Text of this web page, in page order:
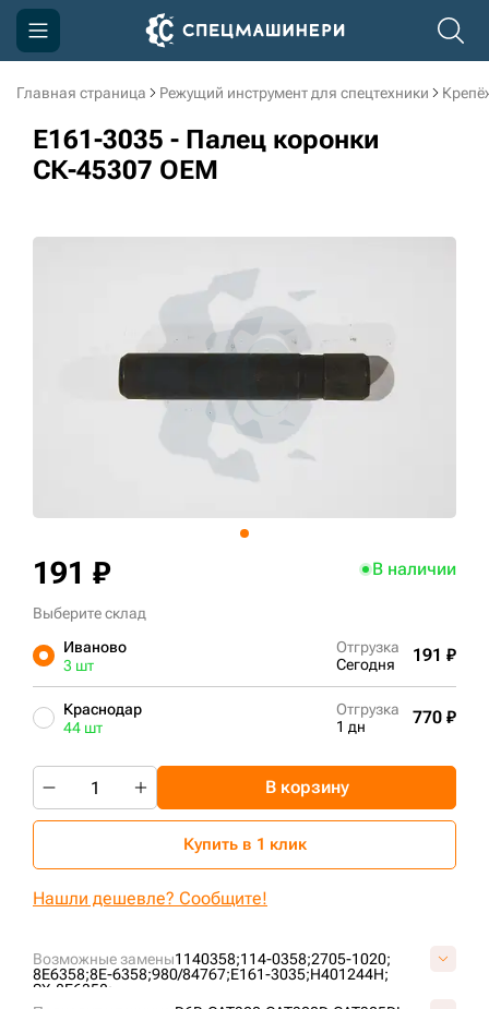
Главная страница Режущий инструмент для спецтехники
E161-3035 - Палец коронки
СК-45307 OEM
Возможные замены1140358;114-0358;2705-1020;
8E6358;8E-6358;980/84767;E161-3035;H401244H;
SX-8E6358;
191 ₽ В наличии
Выберите склад
Иваново
3 шт
Отгрузка
Сегодня
191 ₽
Краснодар
44 шт
Отгрузка
1 дн
770 ₽
В корзину
Купить в 1 клик
Нашли дешевле? Сообщите!
Компания
Акции
Информация
3D тур по складам
+7 (499) 394-50-93